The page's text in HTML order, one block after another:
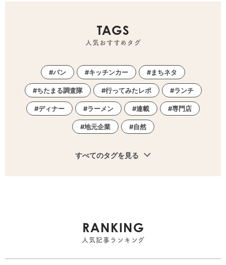
TAGS
人気おすすめタグ
パン キッチンカー まちネタ
ちたまる調査隊 行ってみたレポ ランチ
ディナー ラーメン 連載 専門店
地元企業 自然
すべてのタグを見る
RANKING
人気記事ランキング